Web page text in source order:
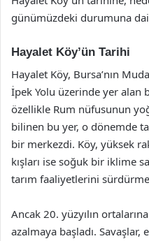
günümüzdeki durumuna
Hayalet Köy’ün Tarihi
Hayalet Köy, Bursa’nın
İpek Yolu üzerinde yer alan
özellikle Rum nüfusunun
bilinen bu yer, o dönemde
bir merkezdi. Köy, yüksek
kışları ise soğuk bir iklime
tarım faaliyetlerini
Ancak 20. yüzyılın
azalmaya başladı.